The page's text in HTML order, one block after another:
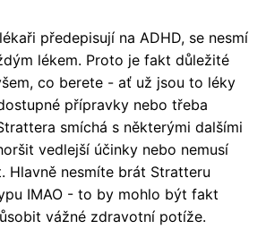
předepisují na ADHD, se nesmí
lékem. Proto je fakt důležité
co berete - ať už jsou to léky
přípravky nebo třeba
smíchá s některými dalšími
vedlejší účinky nebo nemusí
Hlavně nesmíte brát Stratteru
IMAO - to by mohlo být fakt
vážné zdravotní potíže.